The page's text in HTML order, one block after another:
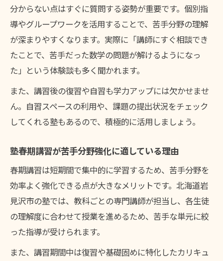
分からない点はすぐに質問する姿勢が重要です。個別指
導やグループワークを活用することで、苦手分野の理解
が深まりやすくなります。実際に「講師にすぐ相談でき
たことで、苦手だった数学の問題が解けるようになっ
た」という体験談も多く聞かれます。
また、講習後の復習や自習も学力アップには欠かせませ
ん。自習スペースの利用や、課題の提出状況をチェック
してくれる塾もあるので、積極的に活用しましょう。
塾春期講習が苦手分野強化に適している理由
春期講習は短期間で集中的に学習するため、苦手分野を
効率よく強化できる点が大きなメリットです。北海道岩
見沢市の塾では、教科ごとの専門講師が担当し、各生徒
の理解度に合わせて授業を進めるため、苦手な単元に絞
った指導が受けられます。
また、講習期間中は復習や基礎固めに特化したカリキュ